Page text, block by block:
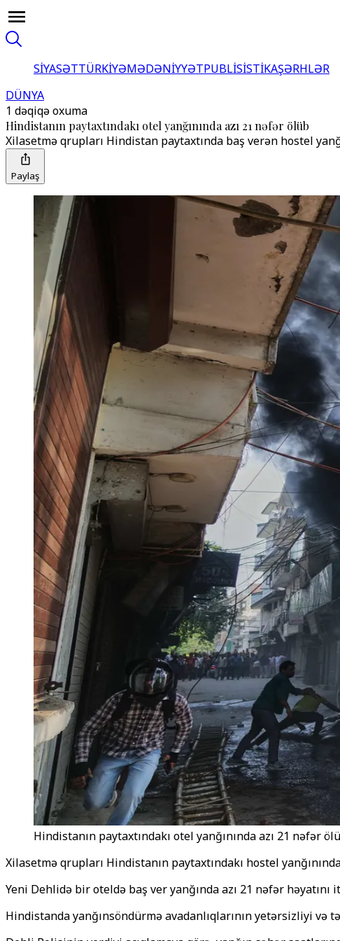
SİYASƏTTÜRKİYƏMƏDƏNİYYƏTPUBLİSİSTİKAŞƏRHLƏR
DÜNYA
1 dəqiqə oxuma
Hindistanın paytaxtındakı otel yanğınında azı 21 nəfər ölüb
Xilasetmə qrupları Hindistan paytaxtında baş verən hostel
Paylaş
Hindistanın paytaxtındakı otel yanğınında azı 21 nəfər
Xilasetmə qrupları Hindistanın paytaxtındakı hostel
Yeni Dehlidə bir oteldə baş veryanğında azı 21 nəfər
Hindistanda yanğınsöndürmə avadanlıqlarının yetərsizliyi və